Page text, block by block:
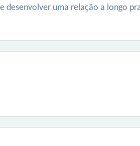
uma relação a longo